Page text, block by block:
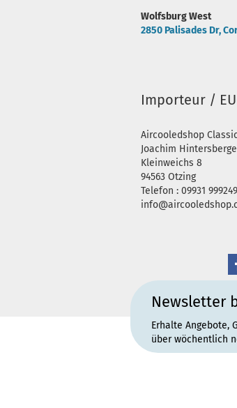
Wolfsburg West
2850 Palisades Dr,
Importeur /
Aircooledshop
Joachim
Kleinweichs 8
94563 Otzing
Telefon : 09931
Newsletter
Erhalte Angebote,
über wöchentlich